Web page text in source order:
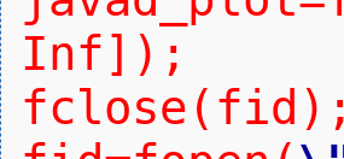
Inf]);
fclose(fid);